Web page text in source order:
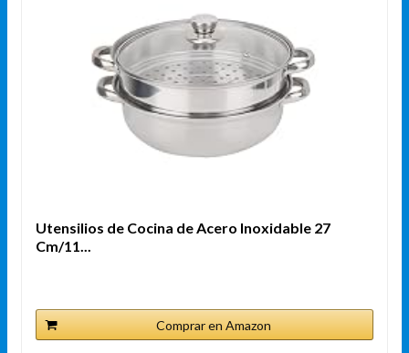
Utensilios de Cocina de Acero Inoxidable 27
Cm/11...
Comprar en Amazon